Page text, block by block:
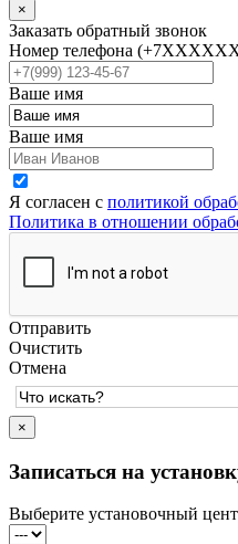
×
Заказать обратный звонок
Номер телефона
Ваше имя
Ваше имя
Я согласен с политикой
Политика в отношении
Отправить
Очистить
Отмена
×
Записаться на
Выберите установочный